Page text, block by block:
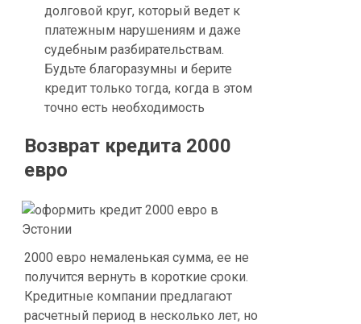
долговой круг, который ведет к
платежным нарушениям и даже
судебным разбирательствам.
Будьте благоразумны и берите
кредит только тогда, когда в этом
точно есть необходимость
Возврат кредита 2000
евро
2000 евро немаленькая сумма, ее не
получится вернуть в короткие сроки.
Кредитные компании предлагают
расчетный период в несколько лет, но